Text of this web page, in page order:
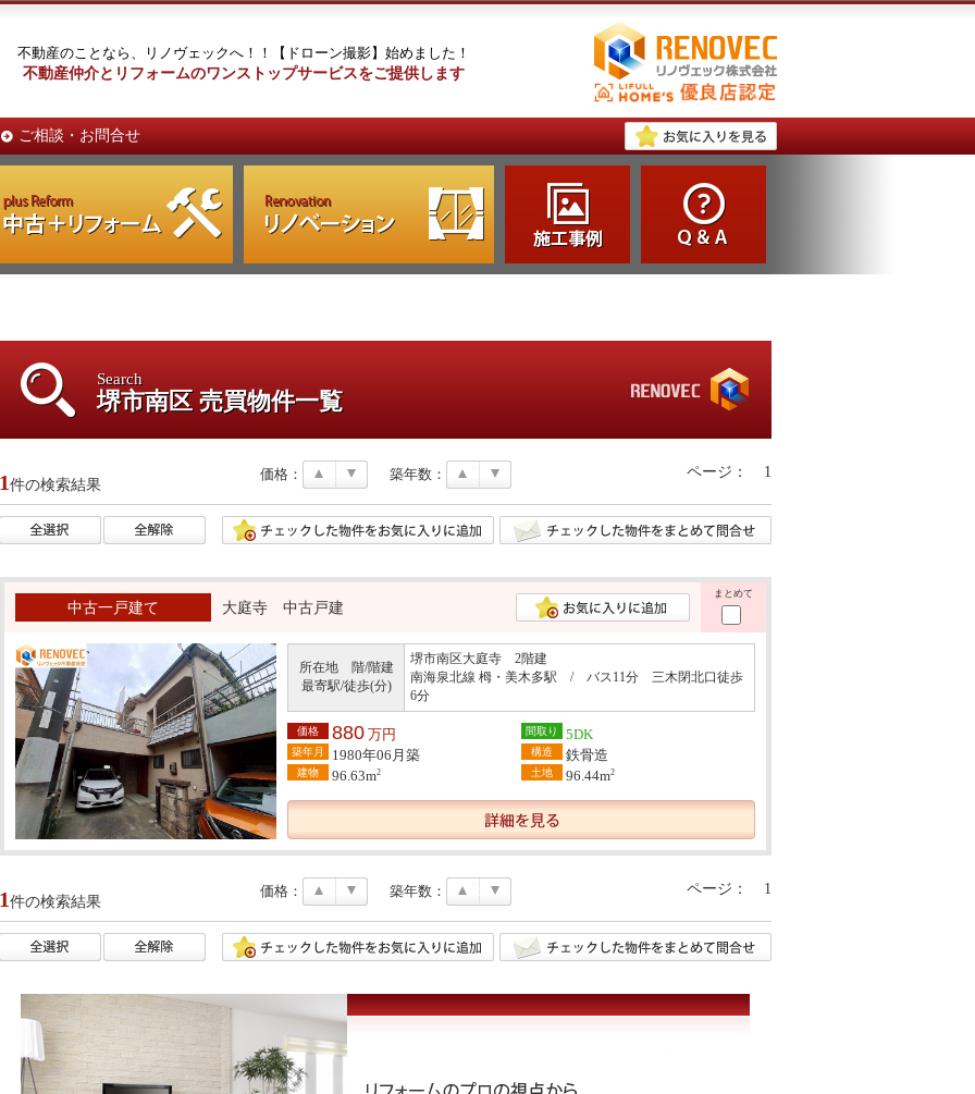
不動産のことなら、リノヴェックへ！！【ドローン撮影】始めました！
不動産仲介とリフォームのワンストップサービスをご提供します
ご相談・お問合せ
Search
堺市南区 売買物件一覧
1件の検索結果
価格： 築年数： ページ： 1
中古一戸建て 大庭寺 中古戸建
所在地 階/階建
最寄駅/徒歩(分)
堺市南区大庭寺 2階建
南海泉北線 栂・美木多駅 / バス11分 三木閉北口徒歩
6分
価格 880 万円
築年月 1980年06月築
建物 96.63m2
間取り 5DK
構造 鉄骨造
土地 96.44m2
まとめて
1件の検索結果
価格： 築年数： ページ： 1